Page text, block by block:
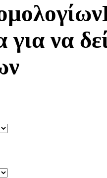
για να